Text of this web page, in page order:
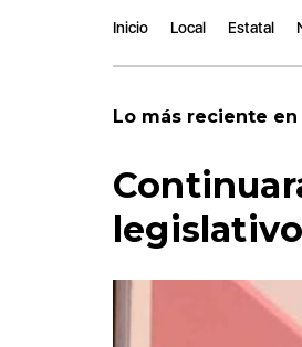
Inicio Local Estatal
Lo más reciente